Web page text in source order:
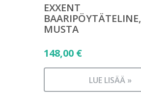
EXXENT
BAARIPÖYTÄTELINE,
MUSTA
148,00 €
LUE LISÄÄ »